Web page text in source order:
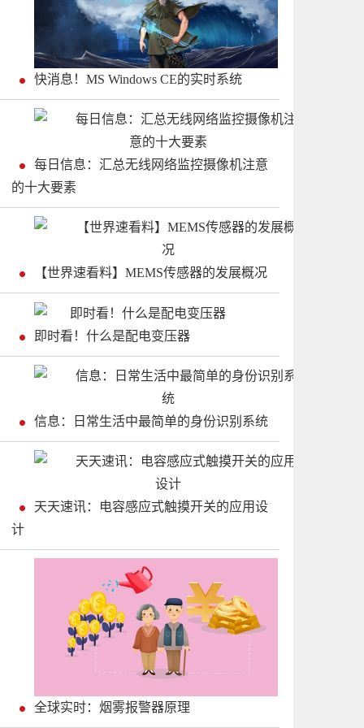
快消息！MS Windows CE的实时系统
每日信息：汇总无线网络监控摄像机注意
的十大要素
【世界速看料】MEMS传感器的发展概况
即时看！什么是配电变压器
信息：日常生活中最简单的身份识别系统
天天速讯：电容感应式触摸开关的应用设
计
全球实时：烟雾报警器原理